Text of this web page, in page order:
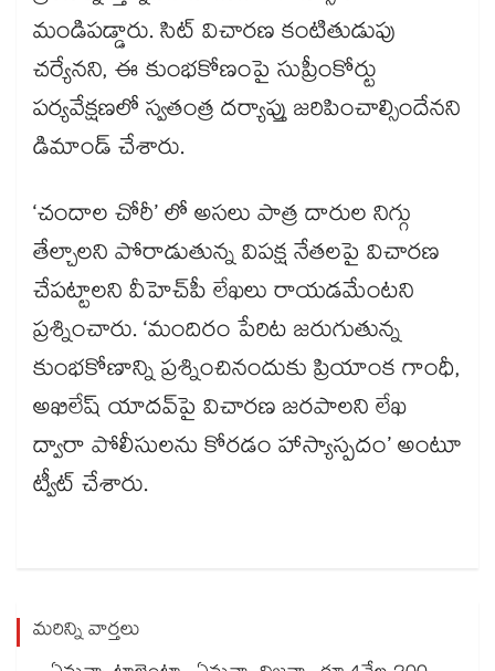
మండిపడ్డారు. సిట్ విచారణ కంటితుడుపు
చర్యేనని, ఈ కుంభకోణంపై సుప్రీంకోర్టు
పర్యవేక్షణలో స్వతంత్ర దర్యాప్తు జరిపించాల్సిందేనని
డిమాండ్ చేశారు.
‘చందాల చోరీ’ లో అసలు పాత్ర దారుల నిగ్గు
తేల్చాలని పోరాడుతున్న విపక్ష నేతలపై విచారణ
చేపట్టాలని వీహెచ్​పీ లేఖలు రాయడమేంటని
ప్రశ్నించారు. ‘మందిరం పేరిట జరుగుతున్న
కుంభకోణాన్ని ప్రశ్నించినందుకు ప్రియాంక గాంధీ,
అఖిలేష్ యాదవ్‌‌‌‌పై విచారణ జరపాలని లేఖ
ద్వారా పోలీసులను కోరడం హాస్యాస్పదం’ అంటూ
ట్వీట్​ చేశారు.
మరిన్ని వార్తలు